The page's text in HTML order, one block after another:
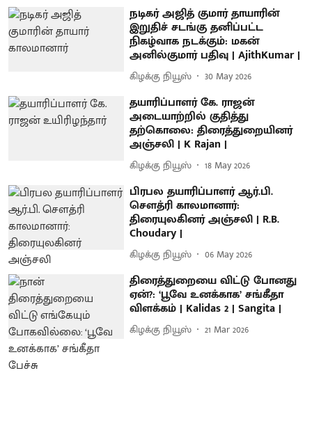
நடிகர் அஜித் குமார் தாயாரின்
இறுதிச் சடங்கு தனிப்பட்ட
நிகழ்வாக நடக்கும்: மகன்
அனில்குமார் பதிவு | AjithKumar |
கிழக்கு நியூஸ் 30 May 2026
தயாரிப்பாளர் கே. ராஜன்
அடையாற்றில் குதித்து
தற்கொலை: திரைத்துறையினர்
அஞ்சலி | K Rajan |
கிழக்கு நியூஸ் 18 May 2026
பிரபல தயாரிப்பாளர் ஆர்.பி.
சௌத்ரி காலமானார்:
திரையுலகினர் அஞ்சலி | R.B.
Choudary |
கிழக்கு நியூஸ் 06 May 2026
திரைத்துறையை விட்டு போனது
ஏன்?: ‘பூவே உனக்காக’ சங்கீதா
விளக்கம் | Kalidas 2 | Sangita |
கிழக்கு நியூஸ் 21 Mar 2026